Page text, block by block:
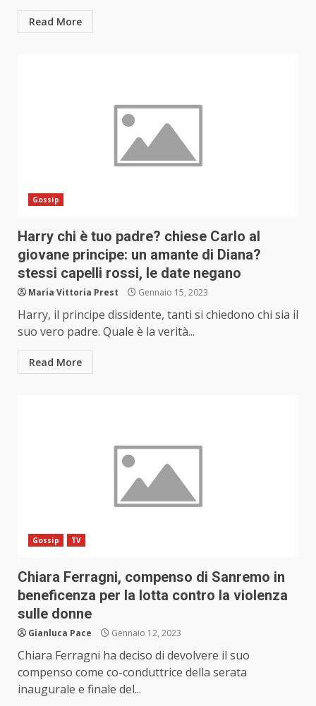
Read More
Gossip
Harry chi è tuo padre? chiese Carlo al
giovane principe: un amante di Diana?
stessi capelli rossi, le date negano
Maria Vittoria Prest Gennaio 15, 2023
Harry, il principe dissidente, tanti si chiedono chi sia il
suo vero padre. Quale è la verità...
Read More
Gossip TV
Chiara Ferragni, compenso di Sanremo in
beneficenza per la lotta contro la violenza
sulle donne
Gianluca Pace Gennaio 12, 2023
Chiara Ferragni ha deciso di devolvere il suo
compenso come co-conduttrice della serata
inaugurale e finale del...